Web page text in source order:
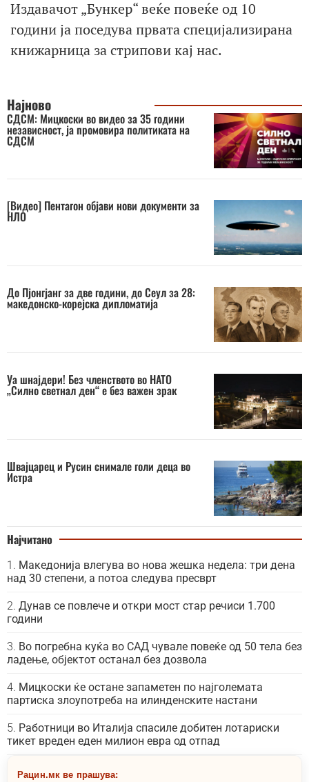
Издавачот „Бункер“ веќе повеќе од 10
години ја поседува првата специјализирана
книжарница за стрипови кај нас.
Најново
СДСМ: Мицкоски во видео за 35 години
независност, ја промовира политиката на
СДСМ
[Видео] Пентагон објави нови документи за
НЛО
До Пјонгјанг за две години, до Сеул за 28:
македонско-корејска дипломатија
Уа шнајдери! Без членството во НАТО
„Силно светнал ден“ е без важен зрак
Швајцарец и Русин снимале голи деца во
Истра
Најчитано
Македонија влегува во нова жешка недела: три дена
над 30 степени, а потоа следува пресврт
Дунав се повлече и откри мост стар речиси 1.700
години
Во погребна куќа во САД чувале повеќе од 50 тела без
ладење, објектот останал без дозвола
Мицкоски ќе остане запаметен по најголемата
партиска злоупотреба на илинденските настани
Работници во Италија спасиле добитен лотариски
тикет вреден еден милион евра од отпад
Рацин.мк ве прашува: